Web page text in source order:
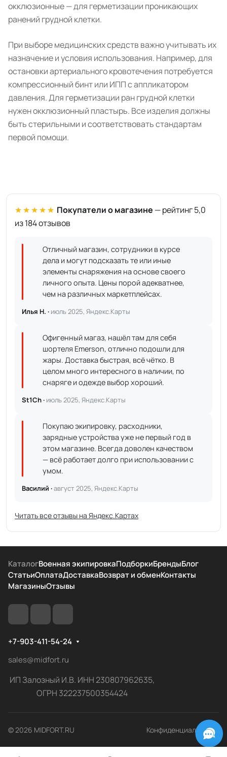
окклюзионные — для герметизации проникающих
ранений грудной клетки.
При выборе медицинских средств важно учитывать их
назначение и условия использования. Например, для
остановки артериального кровотечения потребуется
компрессионный бинт или ИПП с аппликатором
давления. Для герметизации ран грудной клетки
нужен окклюзионный пластырь. Все изделия должны
быть стерильными и соответствовать стандартам
первой помощи.
★★★★★ Покупатели о магазине — рейтинг 5,0
из 184 отзывов
Отличный магазин, сотрудники в курсе
дела и могут подсказать те или иные
элементы снаряжения на основе своего
личного опыта. Цены порой адекватнее,
чем на различных маркетплейсах.
Илья Н. · июль 2025, Яндекс.Карты
Офигенный магаз, нашёл там для себя
шортеля Emerson, отлично подошли для
жары. Доставка быстрая, всё чётко. В
целом много интересного в наличии, по
снаряге и одежде выбор хороший.
St1Ch · июль 2025, Яндекс.Карты
Покупаю экипировку, расходники,
зарядные устройства уже не первый год в
этом магазине. Всегда доволен качеством
— всё работает долго при использовании с
умом.
Василий ·август 2025, Яндекс.Карты
Читать все отзывы на Яндекс.Картах
КаталогВоенная экипировкаПодборкиБрендыБлог
СтатьиОплатаДоставкаВозврат и обменКонтакты
МагазиныОтзывы
+7-903-411-54-24
sales@midfort.ru
ИП Залозный И.В. ИНН 230807962635,
ОГРН 322237500354424
© 2026 MIDFORT.RU Конфиденциальность